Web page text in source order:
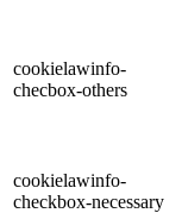
cookielawinfo-
checbox-others
cookielawinfo-
checkbox-necessary